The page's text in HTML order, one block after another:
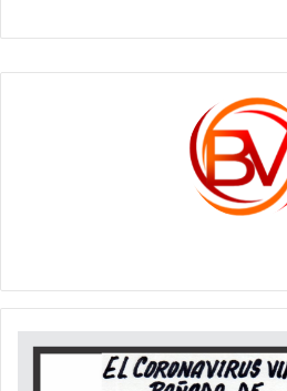
CORONAVIRUS